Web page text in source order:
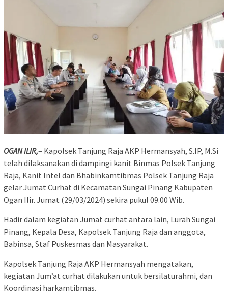
OGAN ILIR,– Kapolsek Tanjung Raja AKP Hermansyah, S.IP, M.Si
telah dilaksanakan di dampingi kanit Binmas Polsek Tanjung
Raja, Kanit Intel dan Bhabinkamtibmas Polsek Tanjung Raja
gelar Jumat Curhat di Kecamatan Sungai Pinang Kabupaten
Ogan Ilir. Jumat (29/03/2024) sekira pukul 09.00 Wib.
Hadir dalam kegiatan Jumat curhat antara lain, Lurah Sungai
Pinang, Kepala Desa, Kapolsek Tanjung Raja dan anggota,
Babinsa, Staf Puskesmas dan Masyarakat.
Kapolsek Tanjung Raja AKP Hermansyah mengatakan,
kegiatan Jum’at curhat dilakukan untuk bersilaturahmi, dan
Koordinasi harkamtibmas.